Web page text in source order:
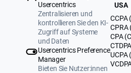
Usercentrics
Zentralisieren und
kontrollieren Sie den KI-
Zugriff auf Systeme
und Daten
Usercentrics Preference
Manager
Bieten Sie Nutzer:innen
USA
CCPA
CPRA
CPA
UCPA